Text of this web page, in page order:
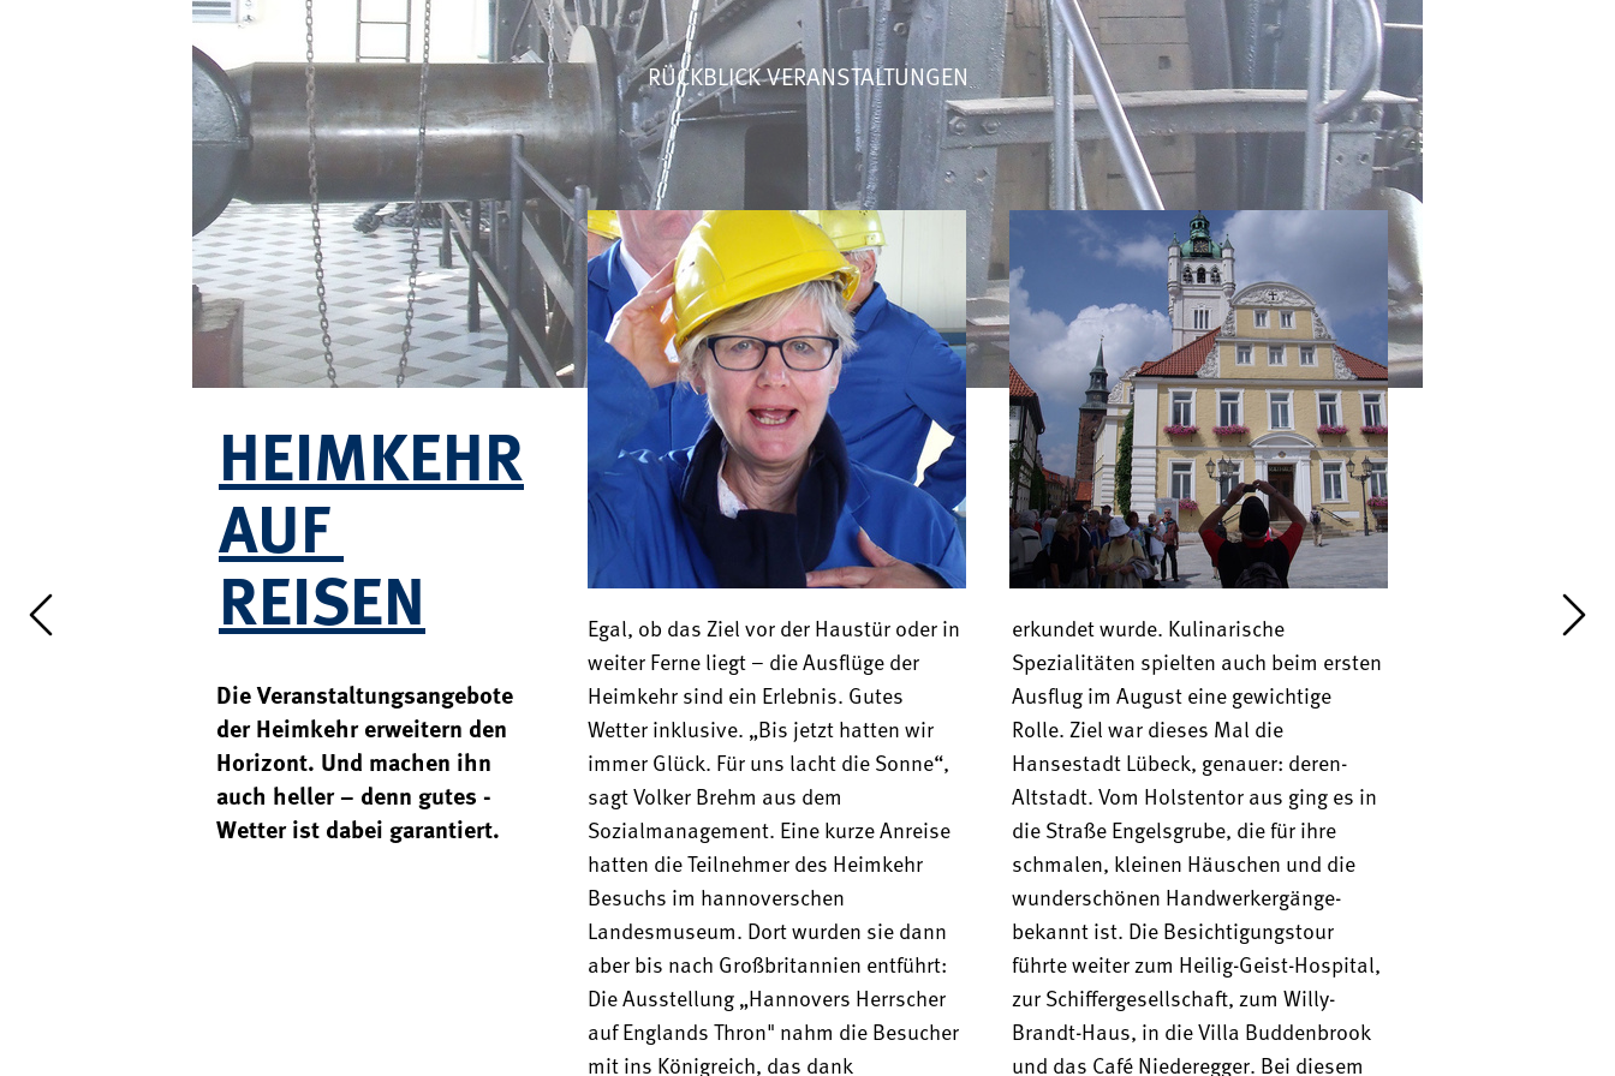
WOHNTRENDS
DINGE,
DIE SIE WISSEN SOLLTEN,
DAMIT WIR AUCH
GEMEINSAM LEBEN,
BESSER WOHNEN.
RÜCKBLICK VERANSTALTUNGEN
HEIMKEHR
AUF
REISEN
Egal, ob das Ziel vor der Haustür oder in
weiter Ferne liegt – die Ausflüge der
Heimkehr sind ein Erlebnis. Gutes
Wetter inklusive. „Bis jetzt hatten wir
immer Glück. Für uns lacht die Sonne“,
sagt Volker Brehm aus dem
Sozialmanagement. Eine kurze Anreise
hatten die Teilnehmer des Heimkehr
Besuchs im hannover­schen
Landesmuseum. Dort wurden sie dann
aber bis nach Großbritannien entführt:
Die Ausstellung „Hannovers Herrscher
auf Englands Thron" nahm die Besucher
mit ins Königreich, das dank
erkundet wurde. Kulinarische
Spezialitäten spielten auch beim ersten
Ausflug im August eine gewichtige
Rolle. Ziel war dieses Mal die
Hansestadt Lübeck, genauer: ­deren ­
Altstadt. Vom Holstentor aus ging es in
die Straße Engelsgrube, die für ihre
schmalen, kleinen Häuschen und die
wunderschönen Handwerkergänge ­
bekannt ist. Die Besichtigungstour
führte weiter zum Heilig-Geist-Hospital,
zur Schiffergesellschaft, zum Willy-
Brandt-Haus, in die Villa Buddenbrook
und das Café Niederegger. Bei diesem
Die Veranstaltungs­angebote
der Heimkehr erweitern den
Horizont. Und machen ihn
auch heller – denn gutes ­
Wetter ist dabei garantiert.